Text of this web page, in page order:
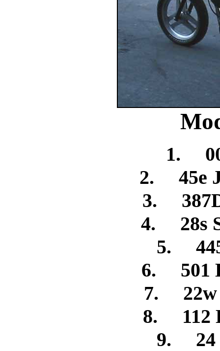
1.
2. 45e
3.
4. 28s
5.
6. 501
7. 22w
8. 112
9. 24